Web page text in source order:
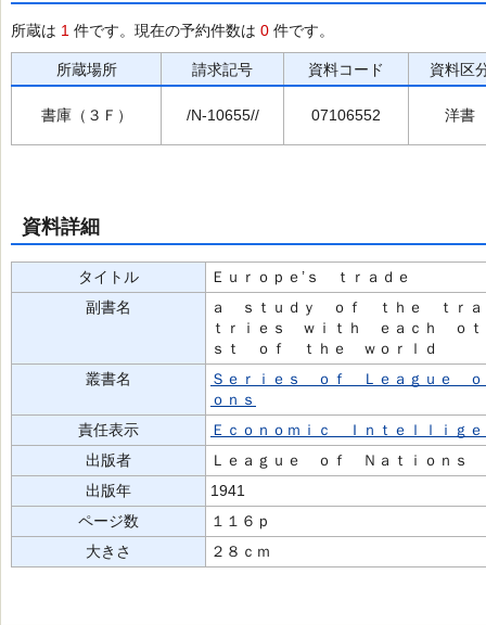
所蔵は 1 件です。現在の予約件数は 0 件です。
所蔵場所 請求記号 資料コード 資料区
書庫（３Ｆ） /N-10655// 07106552 洋書
資料詳細
タイトル
Ｅｕｒｏｐｅ’ｓ ｔｒａｄｅ
副書名
ａ ｓｔｕｄｙ ｏｆ ｔｈｅ ｔｒ
ｔｒｉｅｓ ｗｉｔｈ ｅａｃｈ ｏ
ｓｔ ｏｆ ｔｈｅ ｗｏｒｌｄ
叢書名
Ｓｅｒｉｅｓ ｏｆ Ｌｅａｇｕｅ
ｏｎｓ
責任表示
Ｅｃｏｎｏｍｉｃ Ｉｎｔｅｌｌｉｇ
出版者
Ｌｅａｇｕｅ ｏｆ Ｎａｔｉｏｎｓ
出版年
1941
ページ数
１１６ｐ
大きさ
２８ｃｍ